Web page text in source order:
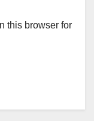
this browser for